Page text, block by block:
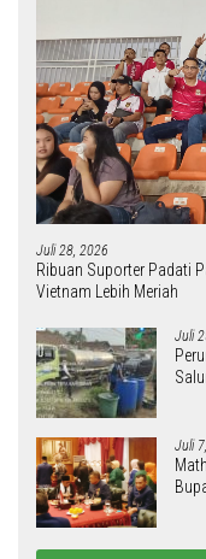
Lucho: “Kerja Keras Persib
Tiket Final Piala Presiden
Berita Terbaru
Ini adalah contoh judul
widget